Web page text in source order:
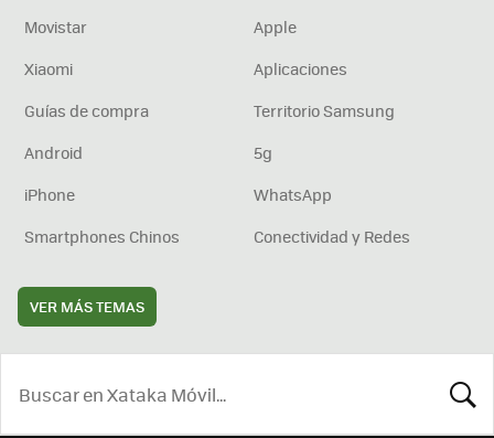
Movistar
Apple
Xiaomi
Aplicaciones
Guías de compra
Territorio Samsung
Android
5g
iPhone
WhatsApp
Smartphones Chinos
Conectividad y Redes
VER MÁS TEMAS